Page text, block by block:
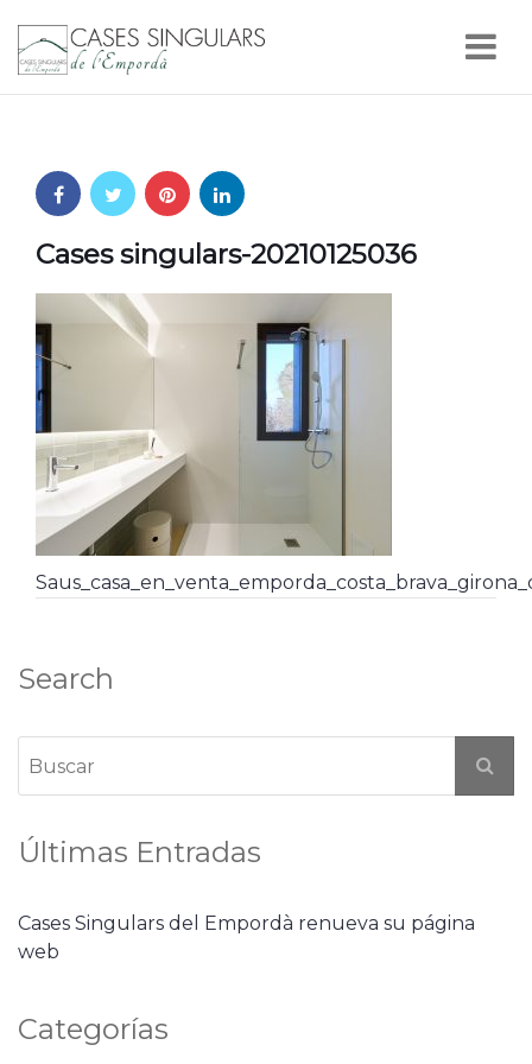
Cases singulars-20210125036
Search
Últimas Entradas
Cases Singulars del Empordà renueva su página
web
Categorías